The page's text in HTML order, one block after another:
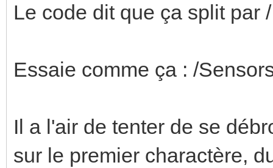
Le code dit que ça split par
Essaie comme ça : /
Il a l'air de tenter de se
sur le premier charactère,